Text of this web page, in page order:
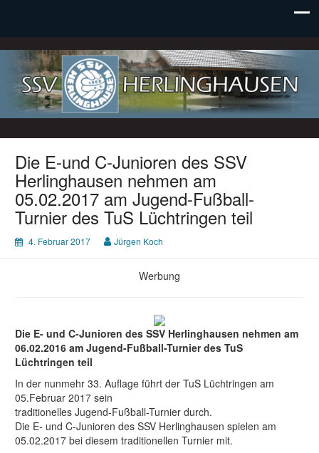
SSV Herlinghausen e. V.
Die E-und C-Junioren des SSV
Herlinghausen nehmen am
05.02.2017 am Jugend-Fußball-
Turnier des TuS Lüchtringen teil
4. Februar 2017 Jürgen Koch
Werbung
Die E- und C-Junioren des SSV Herlinghausen nehmen am
06.02.2016 am Jugend-Fußball-Turnier des TuS
Lüchtringen teil
In der nunmehr 33. Auflage führt der TuS Lüchtringen am
05.Februar 2017 sein
traditionelles Jugend-Fußball-Turnier durch.
Die E- und C-Junioren des SSV Herlinghausen spielen am
05.02.2017 bei diesem traditionellen Turnier mit.